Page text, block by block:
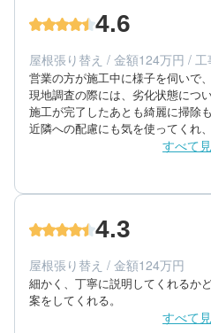
50代/男性/一戸建て
築年数：30年
4.6
屋根張り替え / 金額124万円 / 工
営業の方が施工中に様子を伺いで
現地調査の際には、劣化状態につ
施工が完了したあとも綺麗に掃除
近隣への配慮にも気を使ってくれ
すべて
満足度 5
70代/男性/一戸建て
築年数：26年
4.3
屋根張り替え / 金額124万円
細かく、丁寧に説明してくれるか
案をしてくれる。
すべて